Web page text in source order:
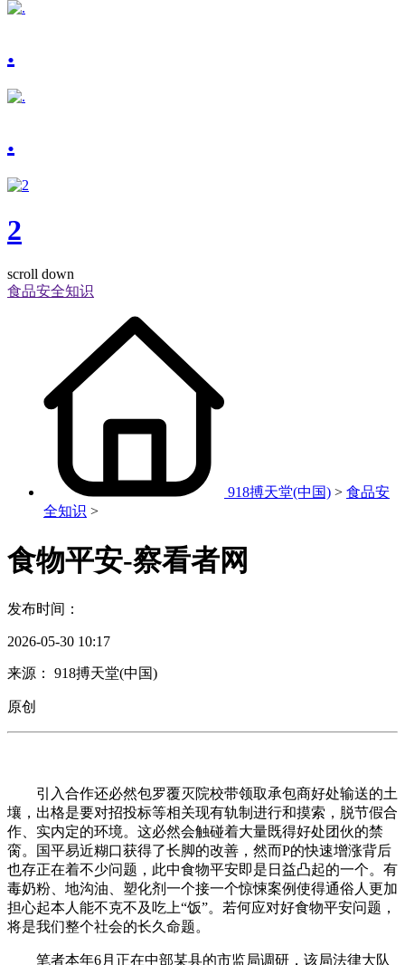
.
.
2
scroll down
食品安全知识
918搏天堂(中国) > 食品安
全知识 >
食物平安-察看者网
发布时间：
2026-05-30 10:17
来源： 918搏天堂(中国)
原创
引入合作还必然包罗覆灭院校带领取承包商好处输送的土
壤，出格是要对招投标等相关现有轨制进行和摸索，脱节假合
作、实内定的环境。这必然会触碰着大量既得好处团伙的禁
脔。国平易近糊口获得了长脚的改善，然而P的快速增涨背后
也存正在着不少问题，此中食物平安即是日益凸起的一个。有
毒奶粉、地沟油、塑化剂一个接一个惊悚案例使得通俗人更加
担心起本人能不克不及吃上“饭”。若何应对好食物平安问题，
将是我们整个社会的长久命题。
笔者本年6月正在中部某县的市监局调研，该局法律大队